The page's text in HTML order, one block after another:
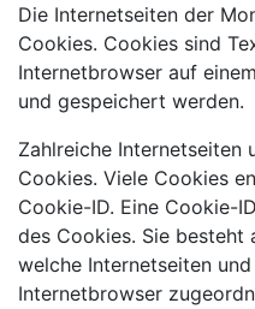
Die Internetseiten der
Cookies. Cookies sind
Internetbrowser auf
und gespeichert werden.
Zahlreiche Internetseiten
Cookies. Viele Cookies
Cookie-ID. Eine Cookie-
des Cookies. Sie besteht
welche Internetseiten
Internetbrowser